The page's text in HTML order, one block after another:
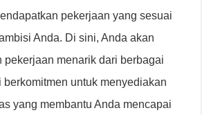
pekerjaan yang sesuai
Anda. Di sini, Anda akan
pekerjaan menarik dari berbagai
berkomitmen untuk menyediakan
yang membantu Anda mencapai